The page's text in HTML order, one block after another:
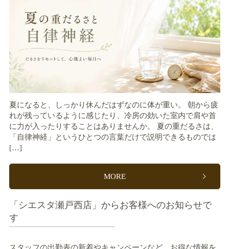
夏になると、しっかり休んだはずなのに体が重い。 朝から疲
れが残っているように感じたり、冷房の効いた室内で肩や首
に力が入ったりすることはありませんか。 夏の重だるさは、
「自律神経」というひとつの言葉だけで説明できるものでは
[…]
MORE
「シエスタ瀬戸西店」からお客様へのお知らせで
す